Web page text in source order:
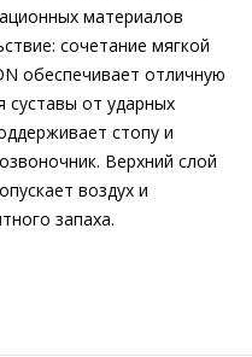
материалов
сочетание мягкой
обеспечивает отличную
от ударных
стопу и
Верхний слой
воздух и
запаха.